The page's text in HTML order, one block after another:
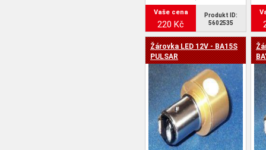
Vaše cena
220 Kč
Produkt ID:
5602535
Žárovka LED 12V - BA15S
PULSAR